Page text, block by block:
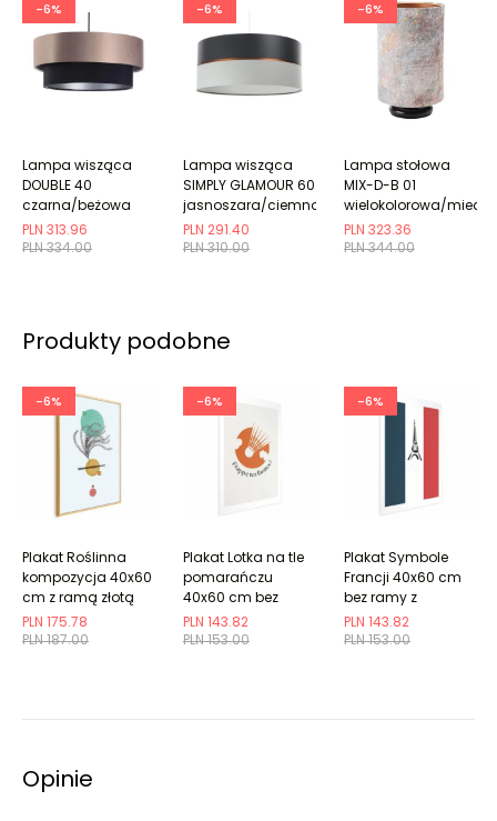
-6%
PLN 334.00
PLN 313.96
Lampa wisząca
DOUBLE 40
czarna/beżowa
-6%
PLN 310.00
PLN 291.40
Lampa wisząca
SIMPLY GLAMOUR 60
jasnoszara/ciemnoszara
-6%
PLN 344.00
PLN 323.36
Lampa stołowa
MIX-D-B 01
wielokolorowa/
Produkty podobne
-6%
PLN 187.00
PLN 175.78
Plakat Roślinna
kompozycja 40x60
cm z ramą złotą
bez marginesu
-6%
PLN 153.00
PLN 143.82
Plakat Lotka na tle
pomarańczu
40x60 cm bez
ramy z
marginesem
-6%
PLN 153.00
PLN 143.82
Plakat Symbole
Francji 40x60 cm
bez ramy z
marginesem
Opinie